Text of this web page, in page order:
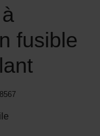
fusible